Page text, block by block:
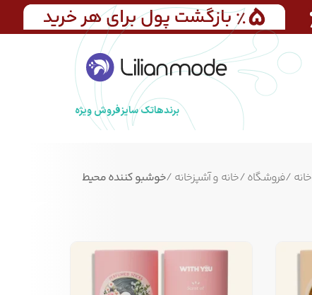
برندهاتک سایزفروش ویژه
خانه /فروشگاه/خانه و آشپزخانه /خوشبو کننده محیط